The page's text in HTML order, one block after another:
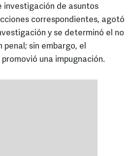
investigación de asuntos
correspondientes, agotó
y se determinó el no
sin embargo, el
una impugnación.